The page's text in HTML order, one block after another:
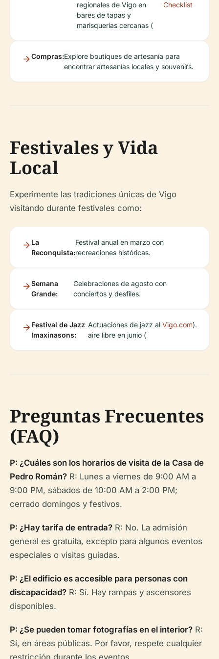
regionales de Vigo en
bares de tapas y
marisquerías cercanas (
Checklist
Compras:Explore boutiques de artesanía para
encontrar artesanías locales y souvenirs.
Festivales y Vida
Local
Experimente las tradiciones únicas de Vigo
visitando durante festivales como:
La
Reconquista:
Festival anual en marzo con
recreaciones históricas.
Semana
Grande:
Celebraciones de agosto con
conciertos y desfiles.
Festival de Jazz
Imaxinasons:
Actuaciones de jazz al
aire libre en junio (
Vigo.com).
Preguntas Frecuentes
(FAQ)
P: ¿Cuáles son los horarios de visita de la Casa de
Pedro Román? R: Lunes a viernes de 9:00 AM a
9:00 PM, sábados de 10:00 AM a 2:00 PM;
cerrado domingos y festivos.
P: ¿Hay tarifa de entrada? R: No. La admisión
general es gratuita, excepto para algunos eventos
especiales o visitas guiadas.
P: ¿El edificio es accesible para personas con
discapacidad? R: Sí. Hay rampas y ascensores
disponibles.
P: ¿Se pueden tomar fotografías en el interior? R:
Sí, en áreas públicas. Por favor, respete cualquier
restricción durante los eventos.